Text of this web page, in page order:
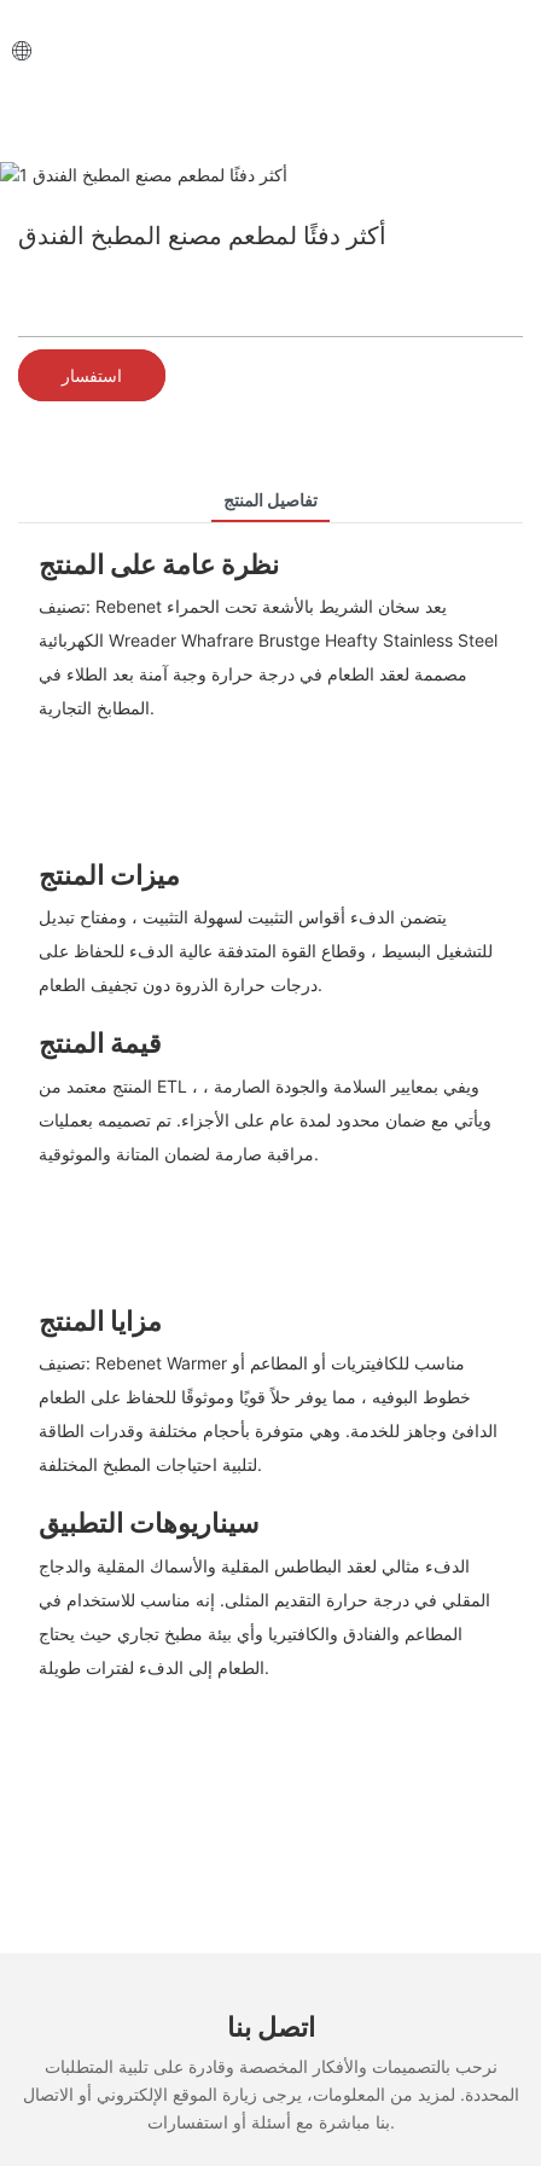
أكثر دفئًا لمطعم مصنع المطبخ الفندق
استفسار
تفاصيل المنتج
نظرة عامة على المنتج
تصنيف: Rebenet يعد سخان الشريط بالأشعة تحت الحمراء
الكهربائية Wreader Whafrare Brustge Heafty Stainless Steel
مصممة لعقد الطعام في درجة حرارة وجبة آمنة بعد الطلاء في
المطابخ التجارية.
ميزات المنتج
يتضمن الدفء أقواس التثبيت لسهولة التثبيت ، ومفتاح تبديل
للتشغيل البسيط ، وقطاع القوة المتدفقة عالية الدفء للحفاظ على
درجات حرارة الذروة دون تجفيف الطعام.
قيمة المنتج
المنتج معتمد من ETL ، ويفي بمعايير السلامة والجودة الصارمة ،
ويأتي مع ضمان محدود لمدة عام على الأجزاء. تم تصميمه بعمليات
مراقبة صارمة لضمان المتانة والموثوقية.
مزايا المنتج
تصنيف: Rebenet Warmer مناسب للكافيتريات أو المطاعم أو
خطوط البوفيه ، مما يوفر حلاً قويًا وموثوقًا للحفاظ على الطعام
الدافئ وجاهز للخدمة. وهي متوفرة بأحجام مختلفة وقدرات الطاقة
لتلبية احتياجات المطبخ المختلفة.
سيناريوهات التطبيق
الدفء مثالي لعقد البطاطس المقلية والأسماك المقلية والدجاج
المقلي في درجة حرارة التقديم المثلى. إنه مناسب للاستخدام في
المطاعم والفنادق والكافتيريا وأي بيئة مطبخ تجاري حيث يحتاج
الطعام إلى الدفء لفترات طويلة.
اتصل بنا
نرحب بالتصميمات والأفكار المخصصة وقادرة على تلبية المتطلبات
المحددة. لمزيد من المعلومات، يرجى زيارة الموقع الإلكتروني أو الاتصال
بنا مباشرة مع أسئلة أو استفسارات.